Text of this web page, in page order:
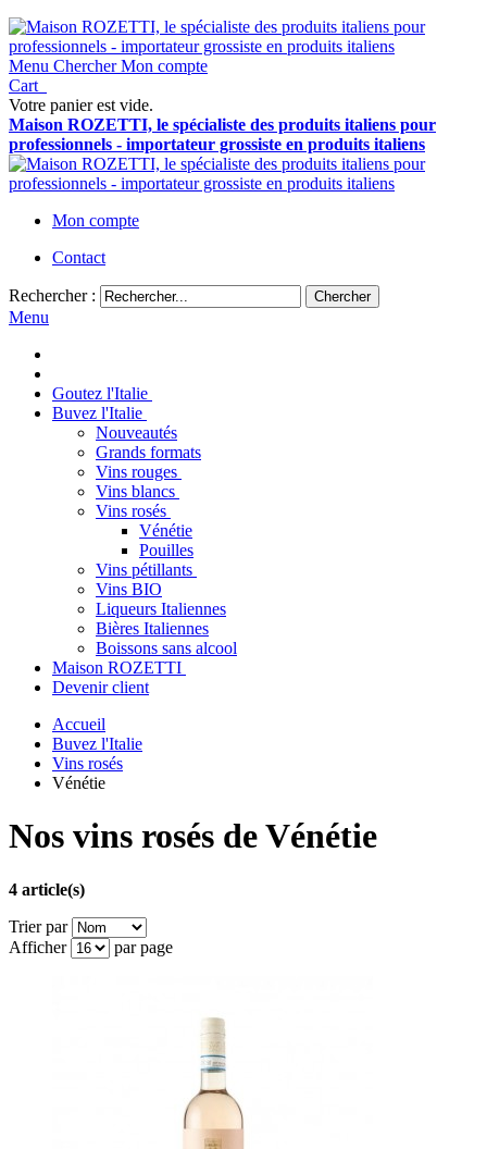
Menu Chercher Mon compte
Cart
Votre panier est vide.
Maison ROZETTI, le spécialiste des produits italiens pour
professionnels - importateur grossiste en produits italiens
Mon compte
Contact
Rechercher : Chercher
Menu
Goutez l'Italie
Buvez l'Italie
Nouveautés
Grands formats
Vins rouges
Vins blancs
Vins rosés
Vénétie
Pouilles
Vins pétillants
Vins BIO
Liqueurs Italiennes
Bières Italiennes
Boissons sans alcool
Maison ROZETTI
Devenir client
Accueil
Buvez l'Italie
Vins rosés
Vénétie
Nos vins rosés de Vénétie
4 article(s)
Trier par
Afficher
par page